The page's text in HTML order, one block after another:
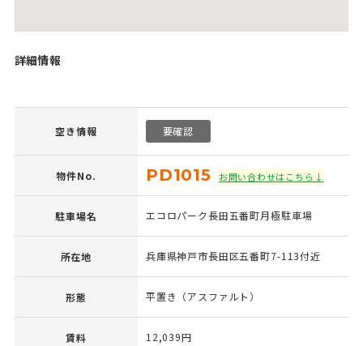
詳細情報
空き情報 要確認
物件No. PD1015 お問い合わせはこちら↓
駐車場名 エコロパーク長田五番町月極駐車場
所在地 兵庫県神戸市長田区五番町7-113付近
形態 平置き（アスファルト）
賃料 12,039円